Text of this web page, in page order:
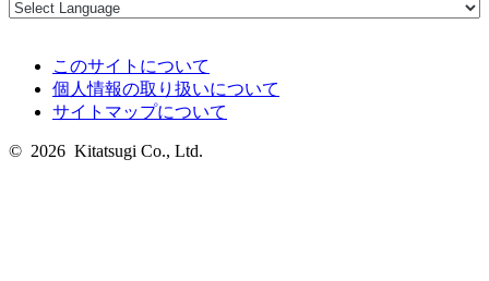
このサイトについて
個人情報の取り扱いについて
サイトマップについて
© 2026 Kitatsugi Co., Ltd.